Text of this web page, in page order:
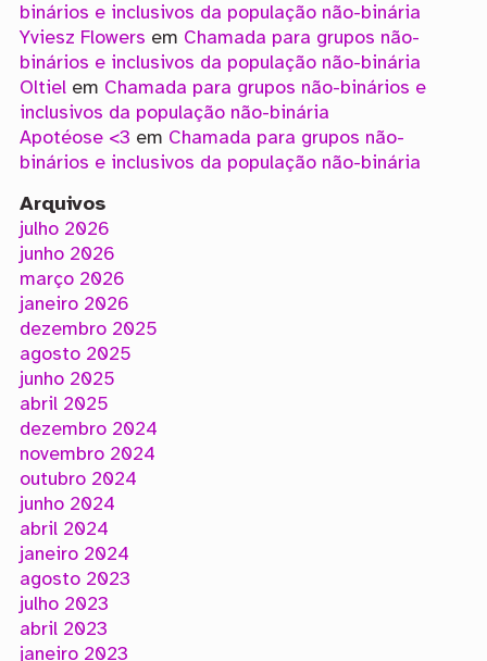
binários e inclusivos da população não-binária
Yviesz Flowers em Chamada para grupos não-
binários e inclusivos da população não-binária
Oltielem Chamada para grupos não-binários e
inclusivos da população não-binária
Apotéose <3 em Chamada para grupos não-
binários e inclusivos da população não-binária
Arquivos
julho 2026
junho 2026
março 2026
janeiro 2026
dezembro 2025
agosto 2025
junho 2025
abril 2025
dezembro 2024
novembro 2024
outubro 2024
junho 2024
abril 2024
janeiro 2024
agosto 2023
julho 2023
abril 2023
janeiro 2023